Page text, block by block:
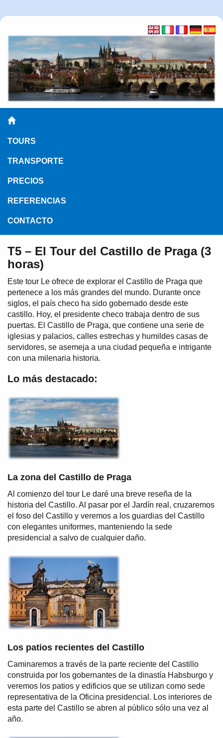
TOURS
TRANSPORTE
PRECIOS
REFERENCIAS
CONTACTO
T5 – El Tour del Castillo de Praga (3
horas)
Este tour Le ofrece de explorar el Castillo de Praga que
pertenece a los más grandes del mundo. Durante once
siglos, el país checo ha sido gobernado desde este
castillo. Hoy, el presidente checo trabaja dentro de sus
puertas. El Castillo de Praga, que contiene una serie de
iglesias y palacios, calles estrechas y humildes casas de
servidores, se asemeja a una ciudad pequeña e intrigante
con una milenaria historia.
Lo más destacado:
La zona del Castillo de Praga
Al comienzo del tour Le daré una breve reseña de la
historia del Castillo. Al pasar por el Jardín real, cruzaremos
el foso del Castillo y veremos a los guardias del Castillo
con elegantes uniformes, manteniendo la sede
presidencial a salvo de cualquier daño.
Los patios recientes del Castillo
Caminaremos a través de la parte reciente del Castillo
construida por los gobernantes de la dinastía Habsburgo y
veremos los patios y edificios que se utilizan como sede
representativa de la Oficina presidencial. Los interiores de
esta parte del Castillo se abren al público sólo una vez al
año.